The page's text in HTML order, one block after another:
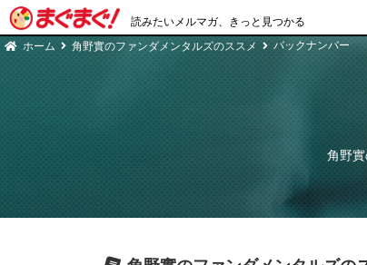
読みたいメルマガ、きっと見つかる
ホーム 角野實のファンダメンタルズのススメ バックナンバー
角野